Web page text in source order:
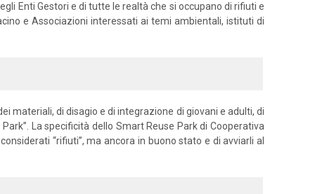
Enti Gestori e di tutte le realtà che si occupano di rifiuti e
e Associazioni interessati ai temi ambientali, istituti di
materiali, di disagio e di integrazione di giovani e adulti, di
La specificità dello Smart Reuse Park di Cooperativa
“rifiuti”, ma ancora in buono stato e di avviarli al